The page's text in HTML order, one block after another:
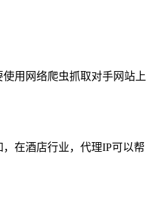
用网络爬虫抓取对手网站上
在酒店行业，代理IP可以帮